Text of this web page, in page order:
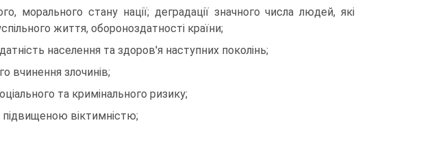
морального стану нації; деградації значного числа людей, які
життя, обороноздатності країни;
населення та здоров'я наступних поколінь;
вчинення злочинів;
та кримінального ризику;
підвищеною віктимністю;